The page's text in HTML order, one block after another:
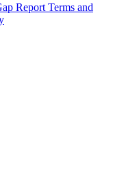
Report Terms and